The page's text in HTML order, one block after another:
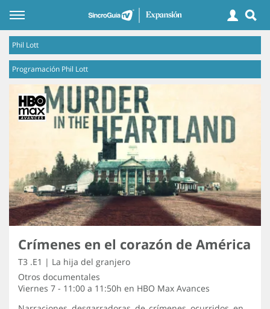
Phil Lott
Programación Phil Lott
Crímenes en el corazón de América
T3 .E1 | La hija del granjero
Otros documentales
Viernes 7 - 11:00 a 11:50h en HBO Max Avances